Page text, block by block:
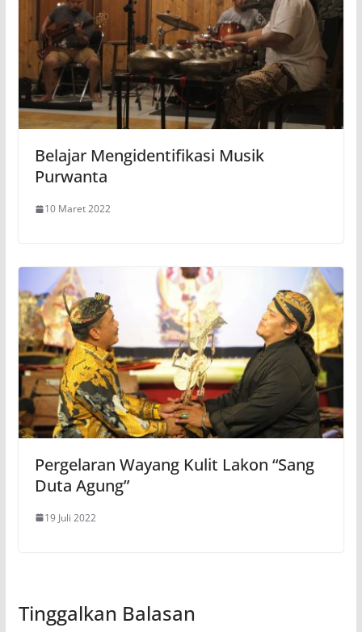
Belajar Mengidentifikasi Musik
Purwanta
10 Maret 2022
Pergelaran Wayang Kulit Lakon “Sang
Duta Agung”
19 Juli 2022
Tinggalkan Balasan